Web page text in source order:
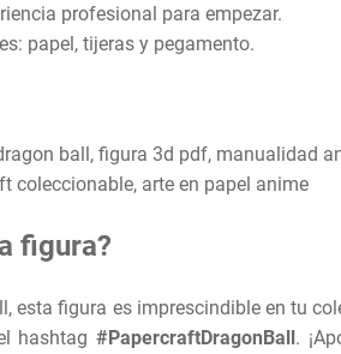
profesional para empezar.
papel, tijeras y pegamento.
ball, figura 3d pdf, manualidad
coleccionable, arte en papel anime
figura?
esta figura es imprescindible en tu
hashtag#PapercraftDragonBall.